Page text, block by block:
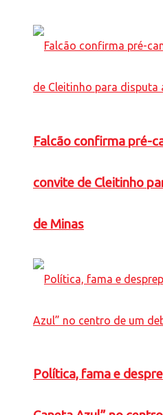
Falcão confirma pré-
convite de Cleitinho
de Minas
Política, fama e